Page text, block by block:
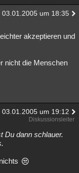
03.01.2005 um 18:35
akzeptieren und
nicht die Menschen
03.01.2005 um 19:12
Diskussionsleiter
Du dann schlauer.